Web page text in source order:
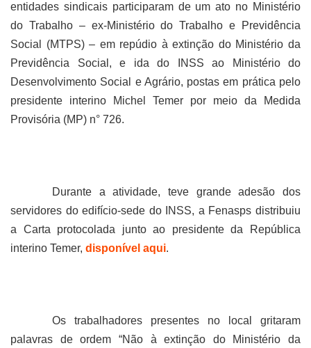
entidades sindicais participaram de um ato no Ministério
do Trabalho – ex-Ministério do Trabalho e Previdência
Social (MTPS) – em repúdio à extinção do Ministério da
Previdência Social, e ida do INSS ao Ministério do
Desenvolvimento Social e Agrário, postas em prática pelo
presidente interino Michel Temer por meio da Medida
Provisória (MP) n° 726.
Durante a atividade, teve grande adesão dos
servidores do edifício-sede do INSS, a Fenasps distribuiu
a Carta protocolada junto ao presidente da República
interino Temer, disponível aqui.
Os trabalhadores presentes no local gritaram
palavras de ordem “Não à extinção do Ministério da